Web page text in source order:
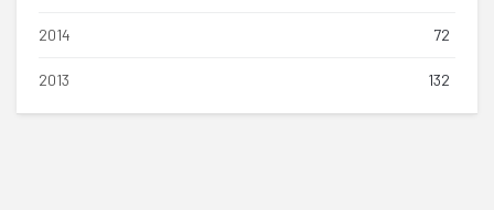
2014 72
2013 132